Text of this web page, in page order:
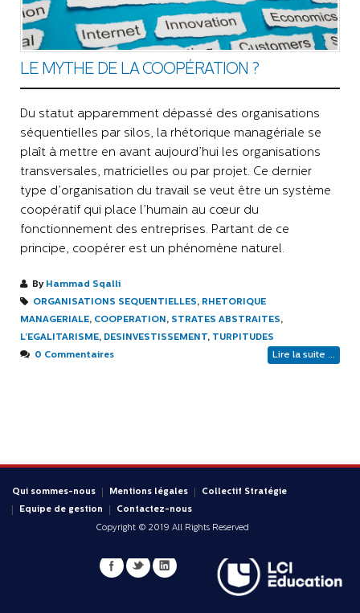
LE MYTHE DE LA COOPÉRATION ?
Du statut apparemment dépassé des organisations
séquentielles par silos, la rhétorique managériale se
plaît à mettre en avant aujourd’hui les organisations
transversales, matricielles ou par projet. Ce dernier
type d’organisation du travail se veut être un système
coopératif qui place l’humain au cœur du
fonctionnement des entreprises. Partant de ce
principe, coopérer est un phénomène naturel.
By Hammad Sqalli
ORGANISATIONS SEQUENTIELLES, RHETORIQUE
MANAGERIALE, COOPERATION , STRATES ABSTRAITES,
L’EGALITARISME, DESINVESTISSEMENT, TURPITUDES
0 Commentaires
Lire la suite ...
Qui sommes-nous Mentions légales
Collectif Stratégie
Equipe de gestion
Contactez-nous
Copyright © 2019 All Rights Reserved